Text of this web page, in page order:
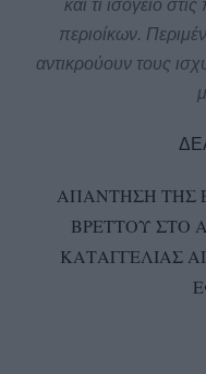
και τι ισόγειο
περιοίκων.
αντικρούουν τους
ΑΠΑΝΤΗΣΗ ΤΗΣ
ΒΡΕΤΤΟΥ ΣΤΟ
ΚΑΤΑΓΓΕΛΙΑΣ